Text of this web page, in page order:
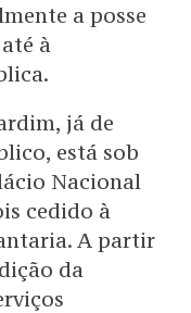
a posse
à
já de
está sob
Nacional
cedido à
A partir
da